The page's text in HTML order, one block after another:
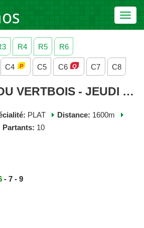
R4 R5 R6
C4 C5 C6 C7 C8
R1C1 - PRIX DU VERTBOIS - JEUDI 04 JUIN 2026
PLAT Distance: 1600m
Partants: 10
- 7 - 9